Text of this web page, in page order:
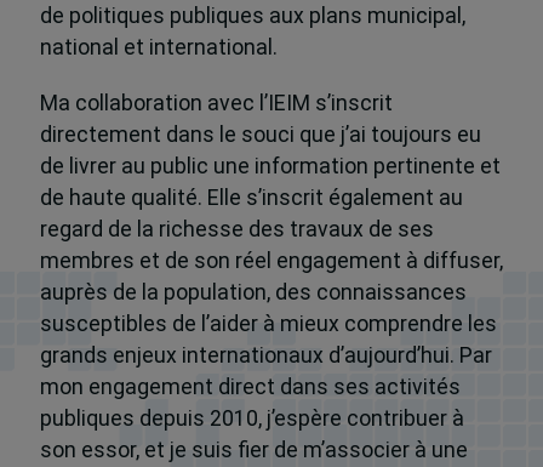
de politiques publiques aux plans municipal,
national et international.
Ma collaboration avec l’IEIM s’inscrit
directement dans le souci que j’ai toujours eu
de livrer au public une information pertinente et
de haute qualité. Elle s’inscrit également au
regard de la richesse des travaux de ses
membres et de son réel engagement à diffuser,
auprès de la population, des connaissances
susceptibles de l’aider à mieux comprendre les
grands enjeux internationaux d’aujourd’hui. Par
mon engagement direct dans ses activités
publiques depuis 2010, j’espère contribuer à
son essor, et je suis fier de m’associer à une